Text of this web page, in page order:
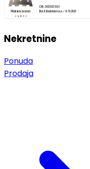
Nekretnine
Ponuda
Prodaja